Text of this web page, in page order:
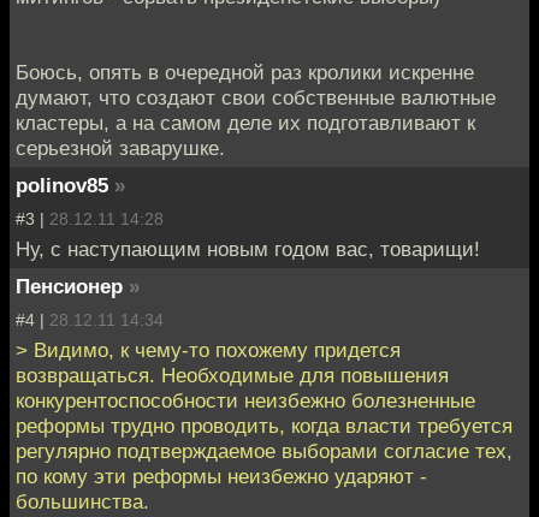
Боюсь, опять в очередной раз кролики искренне
думают, что создают свои собственные валютные
кластеры, а на самом деле их подготавливают к
серьезной заварушке.
polinov85 »
#3 | 28.12.11 14:28
Ну, с наступающим новым годом вас, товарищи!
Пенсионер »
#4 | 28.12.11 14:34
> Видимо, к чему-то похожему придется
возвращаться. Необходимые для повышения
конкурентоспособности неизбежно болезненные
реформы трудно проводить, когда власти требуется
регулярно подтверждаемое выборами согласие тех,
по кому эти реформы неизбежно ударяют -
большинства.